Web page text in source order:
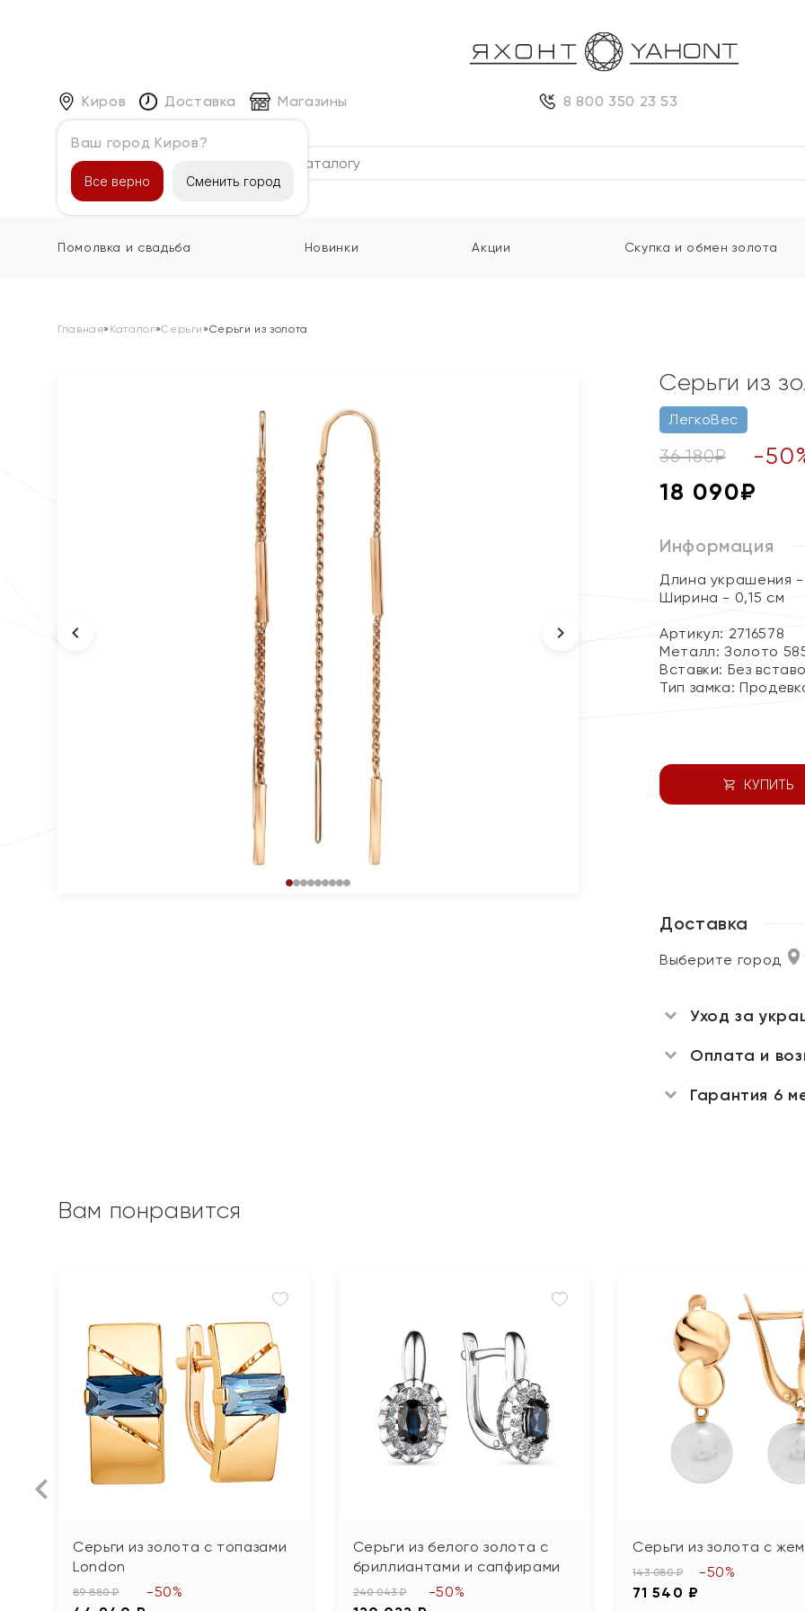
Киров
Ваш город Киров?
Все верно Сменить город
Доставка Магазины 8 800 350 23 53
Каталог
Помолвка и свадьба Новинки Акции Скупка и обмен золота
Главная» Каталог»Серьги »Серьги из золота
Серьги из
ЛегкоВес
36 180₽ -50
18 090₽
Информация
Длина украшения -
Ширина - 0,15 см
Артикул: 2716578
Металл:Золото
Вставки: Без
Тип замка:
КУПИТЬ
Доставка
Выберите город
Уход за
Оплата и
Гарантия 6
Вам понравится
Серьги из золота с топазами
London
89 880 ₽ -50%
Серьги из белого золота с
бриллиантами и сапфирами
240 043 ₽ -50%
Серьги из золота с
143 080 ₽
71 540 ₽
-50%